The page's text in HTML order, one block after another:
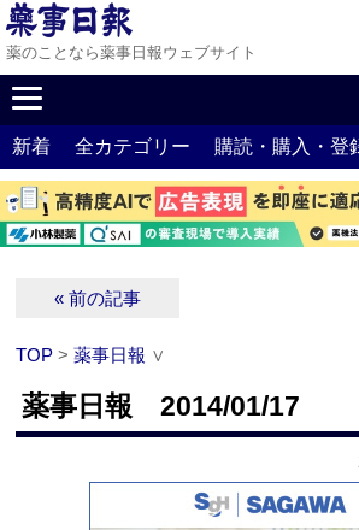
薬のことなら薬事日報ウェブサイト
新着 全カテゴリー 購読・購入・登
« 前の記事
TOP >薬事日報 ∨
薬事日報 2014/01/17